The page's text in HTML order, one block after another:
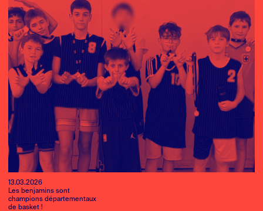
13.03.2026
Les benjamins sont
champions départementaux
de basket !